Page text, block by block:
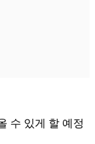
수 있게 할 예정